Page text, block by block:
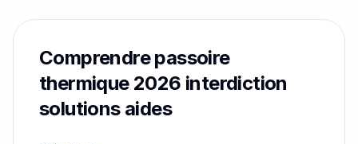
Comprendre passoire
thermique 2026 interdiction
solutions aides